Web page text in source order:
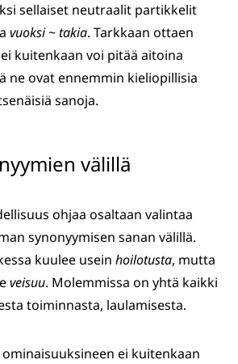
sellaiset neutraalit partikkelit
vuoksi~takia. Tarkkaan ottaen
kuitenkaan voi pitää aitoina
ne ovat ennemmin kieliopillisia
sanoja.
välillä
ohjaa osaltaan valintaa
synonyymisen sanan välillä.
kuulee usein hoilotusta, mutta
veisuu. Molemmissa on yhtä kaikki
toiminnasta, laulamisesta.
ei kuitenkaan